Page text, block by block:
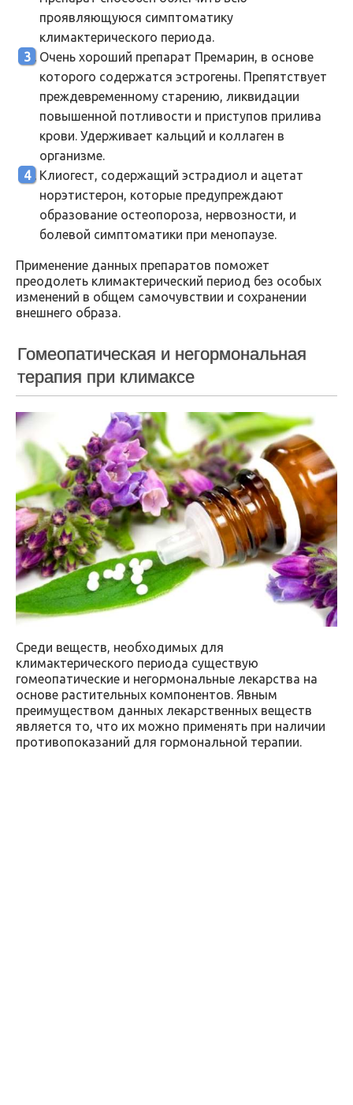
проявляющуюся симптоматику
климактерического периода.
Очень хороший препарат Премарин, в основе
которого содержатся эстрогены. Препятствует
преждевременному старению, ликвидации
повышенной потливости и приступов прилива
крови. Удерживает кальций и коллаген в
организме.
Клиогест, содержащий эстрадиол и ацетат
норэтистерон, которые предупреждают
образование остеопороза, нервозности, и
болевой симптоматики при менопаузе.
Применение данных препаратов поможет
преодолеть климактерический период без особых
изменений в общем самочувствии и сохранении
внешнего образа.
Гомеопатическая и негормональная
терапия при климаксе
Среди веществ, необходимых для
климактерического периода существую
гомеопатические и негормональные лекарства на
основе растительных компонентов. Явным
преимуществом данных лекарственных веществ
является то, что их можно применять при наличии
противопоказаний для гормональной терапии.